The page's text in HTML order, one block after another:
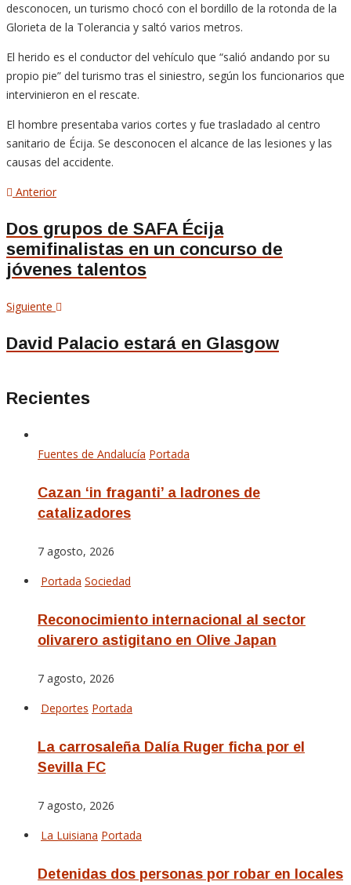
desconocen, un turismo chocó con el bordillo de la rotonda de la
Glorieta de la Tolerancia y saltó varios metros.
El herido es el conductor del vehículo que “salió andando por su
propio pie” del turismo tras el siniestro, según los funcionarios que
intervinieron en el rescate.
El hombre presentaba varios cortes y fue trasladado al centro
sanitario de Écija. Se desconocen el alcance de las lesiones y las
causas del accidente.
Navegación
de
entradas
AnteriorArtículo
Dos grupos de SAFA Écija
semifinalistas en un concurso de
jóvenes talentos
Siguiente
David Palacio estará en Glasgow
Recientes
Fuentes de Andalucía Portada
Cazan ‘in fraganti’ a ladrones de
catalizadores
7 agosto, 2026
Portada Sociedad
Reconocimiento internacional al sector
olivarero astigitano en Olive Japan
7 agosto, 2026
Deportes Portada
La carrosaleña Dalía Ruger ficha por el
Sevilla FC
7 agosto, 2026
La Luisiana Portada
Detenidas dos personas por robar en locales